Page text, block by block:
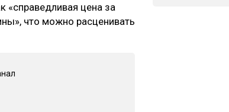
«справедливая цена за
что можно расценивать